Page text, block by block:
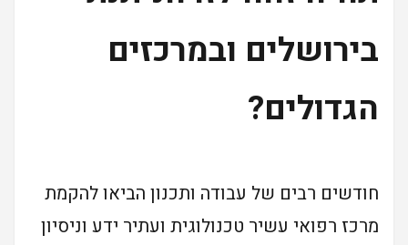
בירושלים ובמרכזים
הגדולים?
חודשים רבים של עבודה ותכנון הביאו להקמת
מרכז רפואי עשיר טכנולוגית ועתיר ידע וניסיון